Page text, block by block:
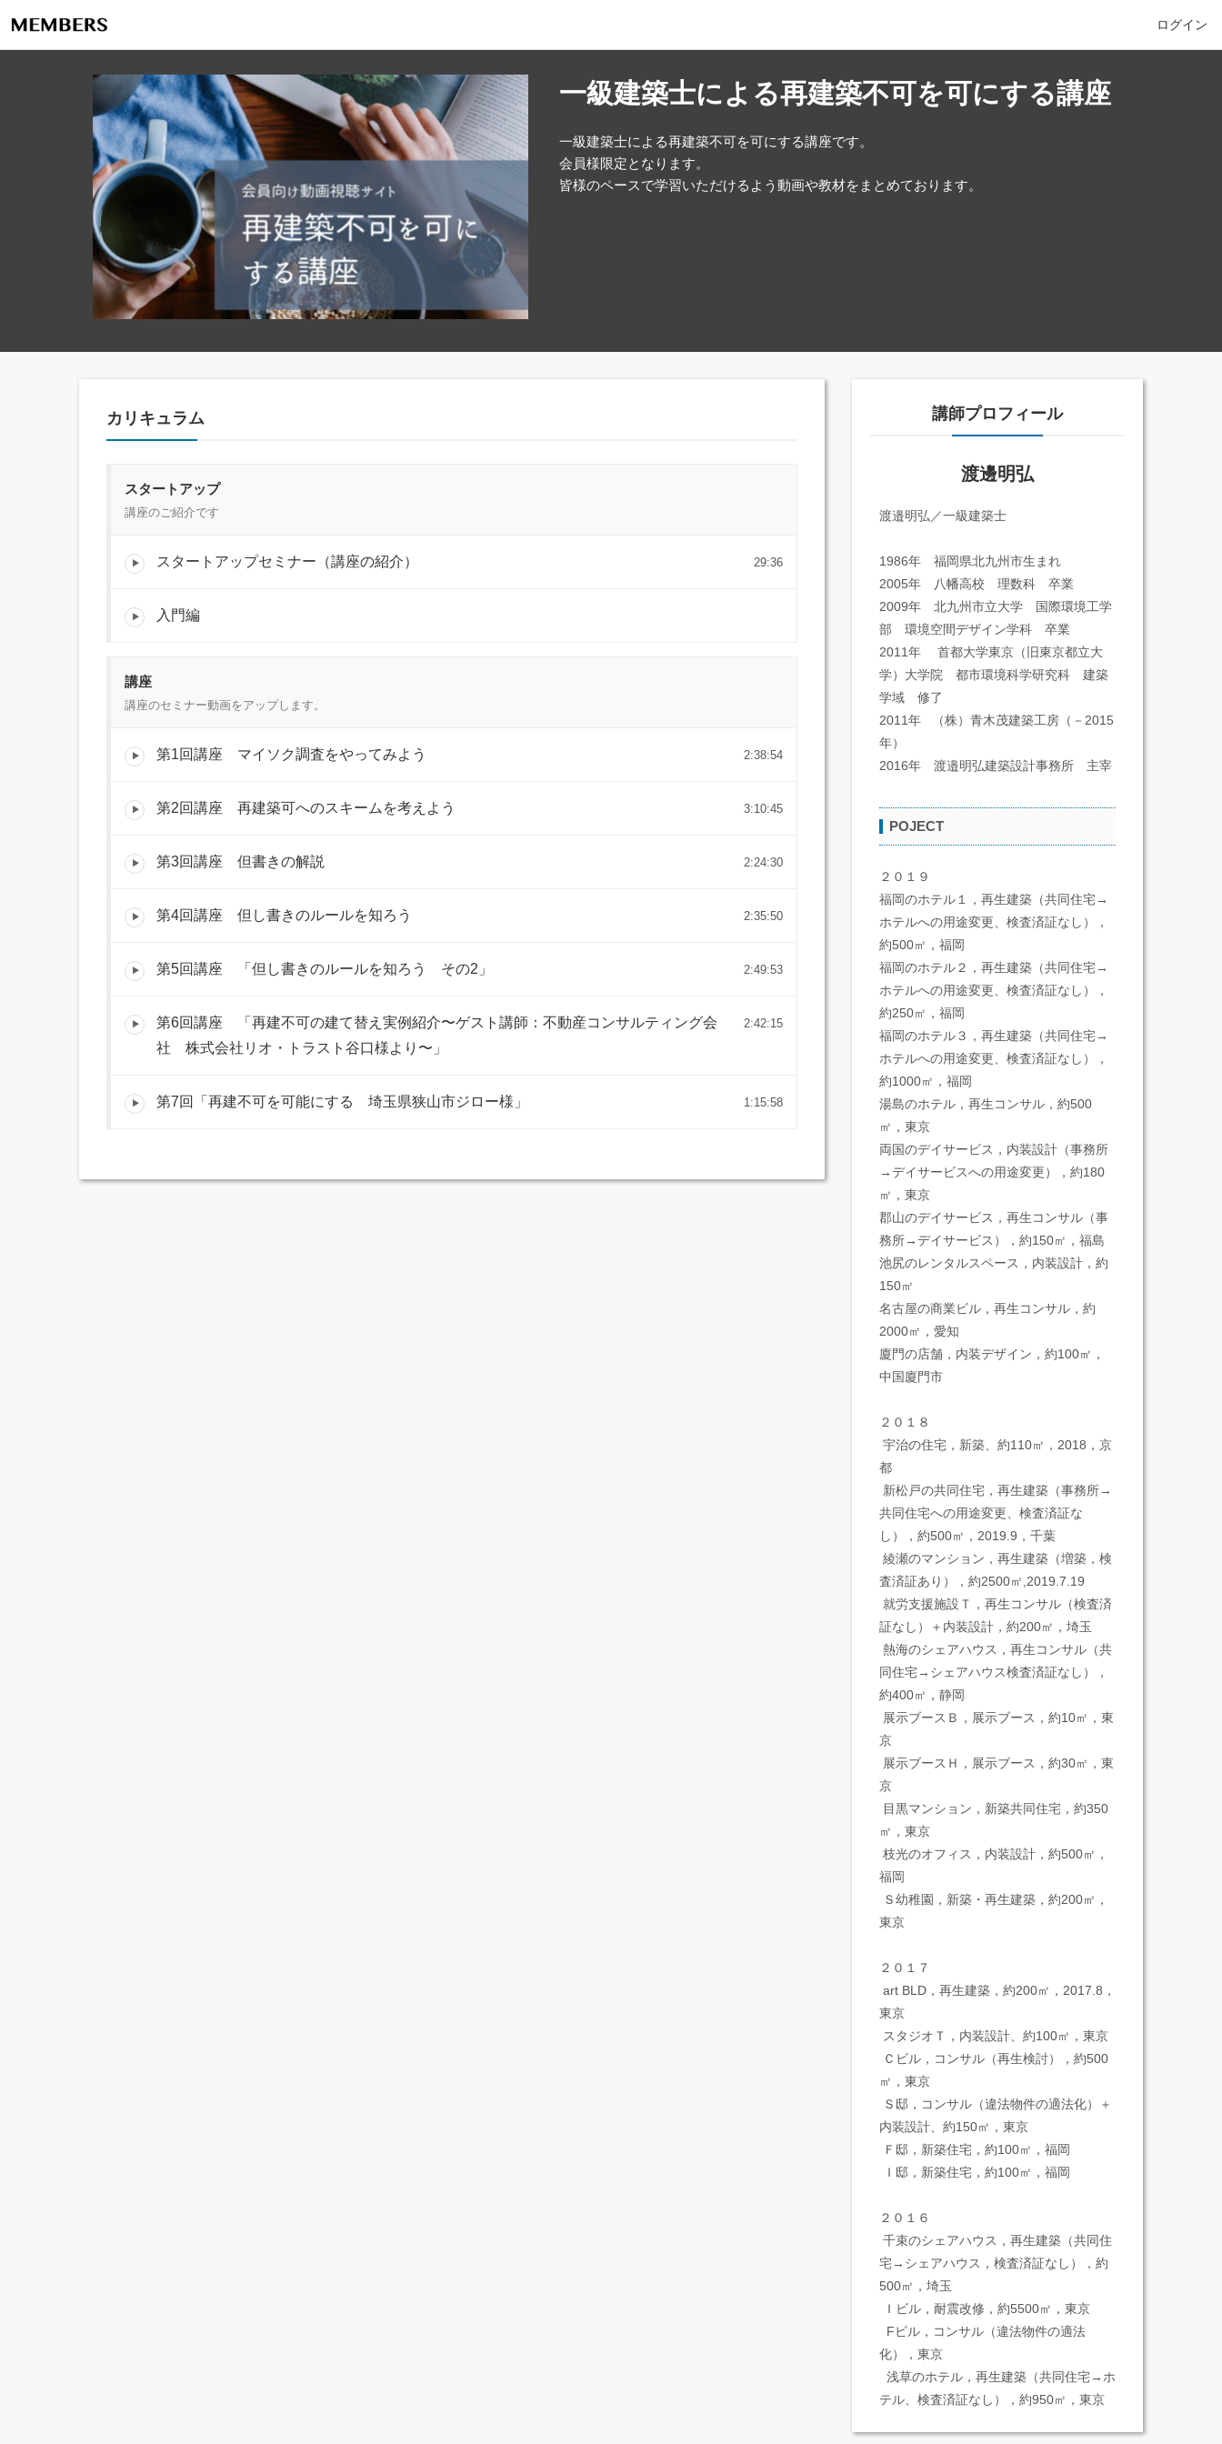
ログイン
一級建築士による再建築不可を可にする講座
一級建築士による再建築不可を可にする講座です。
会員様限定となります。
皆様のペースで学習いただけるよう動画や教材をまとめております。
カリキュラム
スタートアップ
講座のご紹介です
スタートアップセミナー（講座の紹介） 29:36
入門編
講座
講座のセミナー動画をアップします。
第1回講座 マイソク調査をやってみよう 2:38:54
第2回講座 再建築可へのスキームを考えよう 3:10:45
第3回講座 但書きの解説 2:24:30
第4回講座 但し書きのルールを知ろう 2:35:50
第5回講座 「但し書きのルールを知ろう その2」 2:49:53
第6回講座 「再建不可の建て替え実例紹介〜ゲスト講師：不動産コンサルティング会
社 株式会社リオ・トラスト谷口様より〜」
2:42:15
第7回「再建不可を可能にする 埼玉県狭山市ジロー様」 1:15:58
講師プロフィール
渡邊明弘
渡邉明弘／一級建築士
1986年 福岡県北九州市生まれ
2005年 八幡高校 理数科 卒業
2009年 北九州市立大学 国際環境工学
部 環境空間デザイン学科 卒業
2011年 首都大学東京（旧東京都立大
学）大学院 都市環境科学研究科 建築
学域 修了
2011年 （株）青木茂建築工房（－2015
年）
2016年 渡邉明弘建築設計事務所 主宰
POJECT
２０１９
福岡のホテル１，再生建築（共同住宅→
ホテルへの用途変更、検査済証なし），
約500㎡，福岡
福岡のホテル２，再生建築（共同住宅→
ホテルへの用途変更、検査済証なし），
約250㎡，福岡
福岡のホテル３，再生建築（共同住宅→
ホテルへの用途変更、検査済証なし），
約1000㎡，福岡
湯島のホテル，再生コンサル，約500
㎡，東京
両国のデイサービス，内装設計（事務所
→デイサービスへの用途変更），約180
㎡，東京
郡山のデイサービス，再生コンサル（事
務所→デイサービス），約150㎡，福島
池尻のレンタルスペース，内装設計，約
150㎡
名古屋の商業ビル，再生コンサル，約
2000㎡，愛知
​廈門の店舗，内装デザイン，約100㎡，
中国廈門市
２０１８
宇治の住宅，新築、約110㎡，2018，京
都
新松戸の共同住宅，再生建築（事務所→
共同住宅への用途変更、検査済証な
し），約500㎡，2019.9，千葉
綾瀬のマンション，再生建築（増築，検
査済証あり），約2500㎡,2019.7.19
就労支援施設Ｔ，再生コンサル（検査済
証なし）＋内装設計，約200㎡，埼玉
熱海のシェアハウス，再生コンサル（共
同住宅→シェアハウス検査済証なし），
約400㎡，静岡
展示ブースＢ，展示ブース，約10㎡，東
京
展示ブースＨ，展示ブース，約30㎡，東
京
目黒マンション，新築共同住宅，約350
㎡，東京
枝光のオフィス，内装設計，約500㎡，
福岡
Ｓ幼稚園，新築・再生建築，約200㎡，
東京
２０１７
art BLD，再生建築，約200㎡，2017.8，
東京
スタジオＴ，内装設計、約100㎡，東京
Ｃビル，コンサル（再生検討），約500
㎡，東京
Ｓ邸，コンサル（違法物件の適法化）＋
内装設計、約150㎡，東京
Ｆ邸，新築住宅，約100㎡，福岡
Ｉ邸，新築住宅，約100㎡，福岡
２０１６
千束のシェアハウス，再生建築（共同住
宅→シェアハウス，検査済証なし），約
500㎡，埼玉
Ｉビル，耐震改修，約5500㎡，東京
Fビル，コンサル（違法物件の適法
化），東京
浅草のホテル，再生建築（共同住宅→ホ
テル、検査済証なし），約950㎡，東京